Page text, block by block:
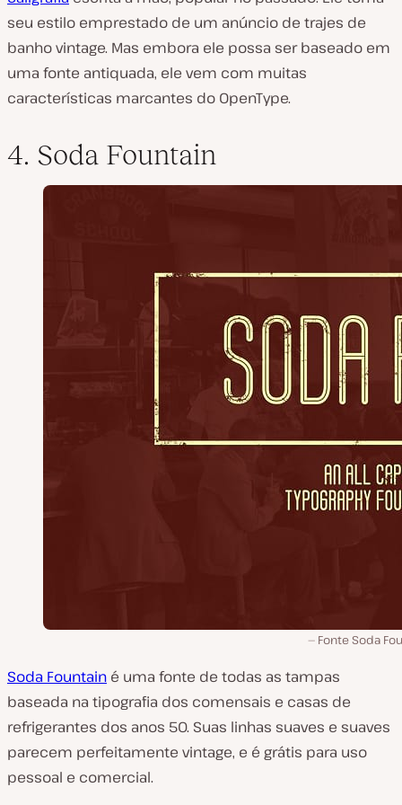
seu estilo emprestado de um anúncio de trajes de
banho vintage. Mas embora ele possa ser baseado em
uma fonte antiquada, ele vem com muitas
características marcantes do OpenType.
4. Soda Fountain
Fonte Soda
Soda Fountain é uma fonte de todas as tampas
baseada na tipografia dos comensais e casas de
refrigerantes dos anos 50. Suas linhas suaves e suaves
parecem perfeitamente vintage, e é grátis para uso
pessoal e comercial.